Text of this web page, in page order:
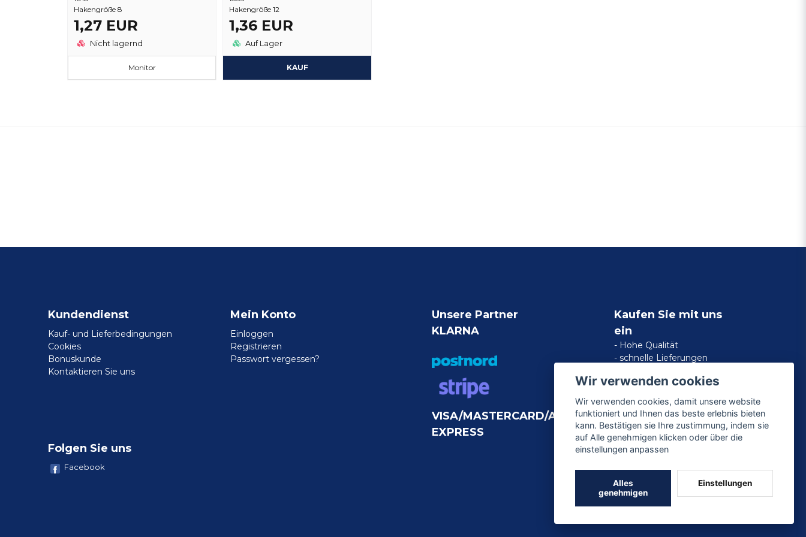
Hakengröße 8
1,27 EUR
Nicht lagernd
Monitor
Hakengröße 12
1,36 EUR
Auf Lager
KAUF
Kundendienst
Kauf- und Lieferbedingungen
Cookies
Bonuskunde
Kontaktieren Sie uns
Mein Konto
Einloggen
Registrieren
Passwort vergessen?
Unsere Partner
KLARNA
VISA/MASTERCARD/AMERICAN
EXPRESS
Kaufen Sie mit uns
ein
- Hohe Qualität
- schnelle Lieferungen
Folgen Sie uns
Facebook
Wir verwenden cookies
Wir verwenden cookies, damit unsere website
funktioniert und Ihnen das beste erlebnis bieten
kann. Bestätigen sie Ihre zustimmung, indem sie
auf Alle genehmigen klicken oder über die
einstellungen anpassen
Alles
genehmigen
Einstellungen